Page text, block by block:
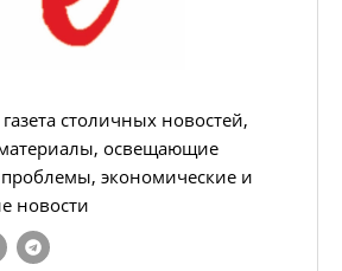
столичных новостей,
освещающие
экономические и
новости